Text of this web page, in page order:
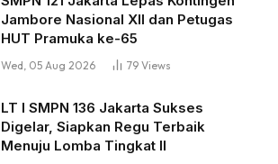
Jambore Nasional XII dan Petugas
HUT Pramuka ke-65
Wed, 05 Aug 2026 79 Views
LT I SMPN 136 Jakarta Sukses
Digelar, Siapkan Regu Terbaik
Menuju Lomba Tingkat II